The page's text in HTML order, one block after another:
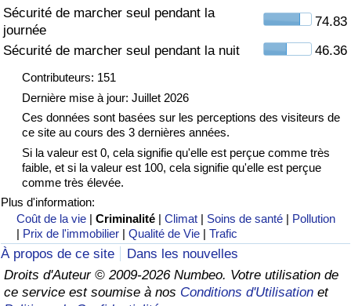
Sécurité de marcher seul pendant la
journée
74.83
Sécurité de marcher seul pendant la nuit
46.36
Contributeurs: 151
Dernière mise à jour: Juillet 2026
Ces données sont basées sur les perceptions des visiteurs de
ce site au cours des 3 dernières années.
Si la valeur est 0, cela signifie qu'elle est perçue comme très
faible, et si la valeur est 100, cela signifie qu'elle est perçue
comme très élevée.
Plus d'information:
Coût de la vie |Criminalité |Climat | Soins de santé | Pollution
| Prix de l'immobilier |Qualité de Vie |Trafic
À propos de ce site
Dans les nouvelles
Droits d'Auteur © 2009-2026 Numbeo. Votre utilisation de
ce service est soumise à nos Conditions d'Utilisation et
Indice de Trafic (Actuel)
Indice de Trafic par Pays